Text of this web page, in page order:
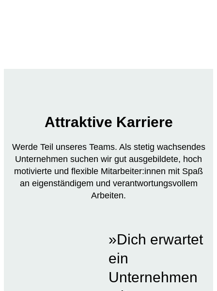
Attraktive Karriere
Werde Teil unseres Teams. Als stetig wachsendes
Unternehmen suchen wir gut ausgebildete, hoch
motivierte und flexible Mitarbeiter:innen mit Spaß
an eigenständigem und verantwortungsvollem
Arbeiten.
»Dich erwartet
ein
Unternehmen